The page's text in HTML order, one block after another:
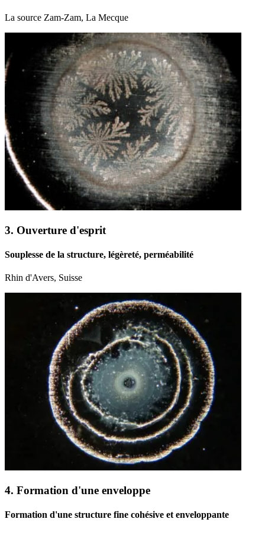
La source Zam-Zam, La Mecque
3. Ouverture d'esprit
Souplesse de la structure, légèreté, perméabilité
Rhin d'Avers, Suisse
4. Formation d'une enveloppe
Formation d'une structure fine cohésive et enveloppante